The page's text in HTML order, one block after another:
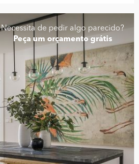
Necessita de pedir algo parecido?
Peça um orçamento grátis